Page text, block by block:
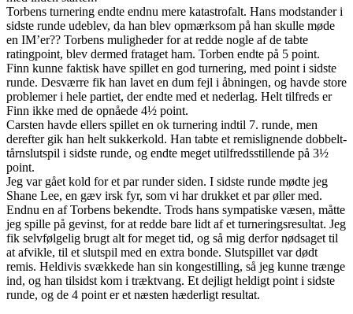
Torbens turnering endte endnu mere katastrofalt. Hans modstander i
sidste runde udeblev, da han blev opmærksom på han skulle møde
en IM’er?? Torbens muligheder for at redde nogle af de tabte
ratingpoint, blev dermed frataget ham. Torben endte på 5 point.
Finn kunne faktisk have spillet en god turnering, med point i sidste
runde. Desværre fik han lavet en dum fejl i åbningen, og havde store
problemer i hele partiet, der endte med et nederlag. Helt tilfreds er
Finn ikke med de opnåede 4½ point.
Carsten havde ellers spillet en ok turnering indtil 7. runde, men
derefter gik han helt sukkerkold. Han tabte et remislignende dobbelt-
tårnslutspil i sidste runde, og endte meget utilfredsstillende på 3½
point.
Jeg var gået kold for et par runder siden. I sidste runde mødte jeg
Shane Lee, en gæv irsk fyr, som vi har drukket et par øller med.
Endnu en af Torbens bekendte. Trods hans sympatiske væsen, måtte
jeg spille på gevinst, for at redde bare lidt af et turneringsresultat. Jeg
fik selvfølgelig brugt alt for meget tid, og så mig derfor nødsaget til
at afvikle, til et slutspil med en extra bonde. Slutspillet var dødt
remis. Heldivis svækkede han sin kongestilling, så jeg kunne trænge
ind, og han tilsidst kom i træktvang. Et dejligt heldigt point i sidste
runde, og de 4 point er et næsten hæderligt resultat.